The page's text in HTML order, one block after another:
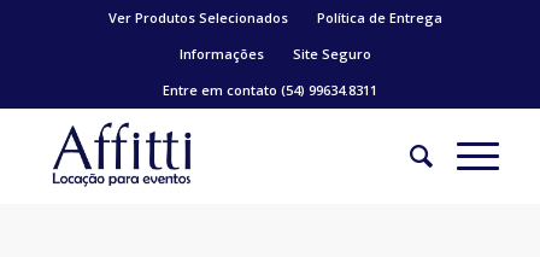
Ver Produtos Selecionados
Política de Entrega
Informações
Site Seguro
Entre em contato (54) 99634.8311